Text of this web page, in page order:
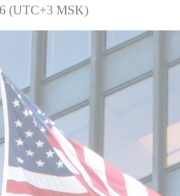
(UTC+3 MSK)